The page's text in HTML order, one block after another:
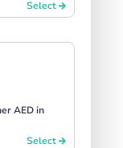
Select
AED in
Select